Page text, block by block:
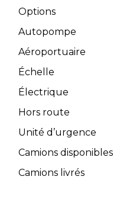
Options
Autopompe
Aéroportuaire
Échelle
Électrique
Hors route
Unité d’urgence
Camions disponibles
Camions livrés